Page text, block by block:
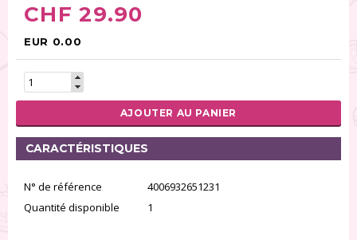
Tapis (21)
Outils pour pâte à sucre (86)
Presses à textures (26)
RÉINITIALISER LA RECHERCHE
CHF 29.90
EUR 0.00
AJOUTER AU PANIER
CARACTÉRISTIQUES
N° de référence
4006932651231
Quantité disponible
1